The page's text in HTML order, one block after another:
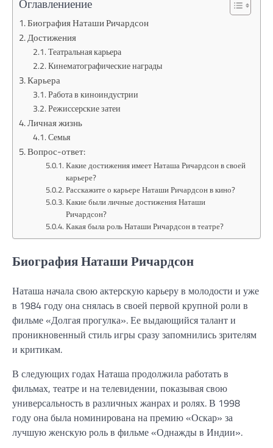
Биография Наташи Ричардсон
Достижения
Театральная карьера
Кинематографические награды
Карьера
Работа в киноиндустрии
Режиссерские затеи
Личная жизнь
Семья
Вопрос-ответ:
Какие достижения имеет Наташа Ричардсон в своей
карьере?
Расскажите о карьере Наташи Ричардсон в кино?
Какие были личные достижения Наташи
Ричардсон?
Какая была роль Наташи Ричардсон в театре?
Биография Наташи Ричардсон
Наташа начала свою актерскую карьеру в молодости и уже
в 1984 году она снялась в своей первой крупной роли в
фильме «Долгая прогулка». Ее выдающийся талант и
проникновенный стиль игры сразу запомнились зрителям
и критикам.
В следующих годах Наташа продолжила работать в
фильмах, театре и на телевидении, показывая свою
универсальность в различных жанрах и ролях. В 1998
году она была номинирована на премию «Оскар» за
лучшую женскую роль в фильме «Однажды в Индии».